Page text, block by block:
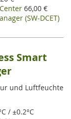
66,00 €
(SW-DCET)
Smart
und Luftfeuchte
/ ±0.2°C